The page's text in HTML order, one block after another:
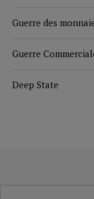
Guerre des
Guerre
Deep State